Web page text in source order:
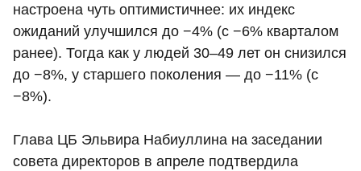
настроена чуть оптимистичнее: их индекс
ожиданий улучшился до −4% (с −6% кварталом
ранее). Тогда как у людей 30–49 лет он снизился
до −8%, у старшего поколения — до −11% (с
−8%).
Глава ЦБ Эльвира Набиуллина на заседании
совета директоров в апреле подтвердила